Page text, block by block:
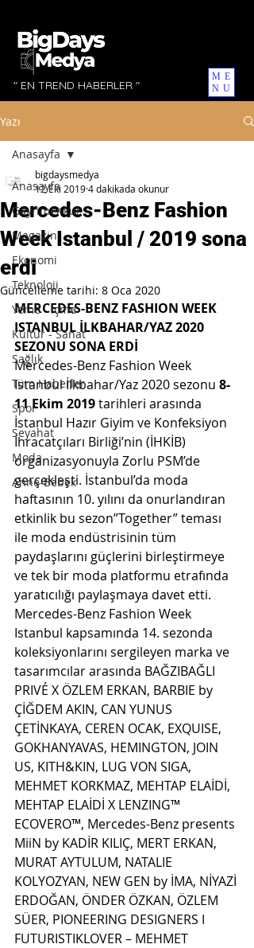
ME
NU
" EN TREND HABERLER "
Yazı
Anasayfa
Gayrimenkul
Magazin
Ekonomi
Teknoloji
Yeme - İçme
Kültür - Sanat
Sağlık
Tüm Haberler
Spor
Seyahat
Moda
Anne-Bebek
Anasayfa
Mercedes-Benz Fashion
Week Istanbul / 2019 sona
erdi
bigdaysmedya
12 Eki 20194 dakikada okunur
Güncelleme tarihi: 8 Oca 2020
MERCEDES-BENZ FASHION WEEK
ISTANBUL İLKBAHAR/YAZ 2020
SEZONU SONA ERDİ
Mercedes-Benz Fashion Week
Istanbul İlkbahar/Yaz 2020 sezonu 8-
11 Ekim 2019 tarihleri arasında
İstanbul Hazır Giyim ve Konfeksiyon
İhracatçıları Birliği’nin (İHKİB)
organizasyonuyla Zorlu PSM’de
gerçekleşti. İstanbul’da moda
haftasının 10. yılını da onurlandıran
etkinlik bu sezon”Together” teması
ile moda endüstrisinin tüm
paydaşlarını güçlerini birleştirmeye
ve tek bir moda platformu etrafında
yaratıcılığı paylaşmaya davet etti.
Mercedes-Benz Fashion Week
Istanbul kapsamında 14. sezonda
koleksiyonlarını sergileyen marka ve
tasarımcılar arasında BAĞZIBAĞLI
PRIVÉ X ÖZLEM ERKAN, BARBIE by
ÇİĞDEM AKIN, CAN YUNUS
ÇETİNKAYA, CEREN OCAK, EXQUISE,
GOKHANYAVAS, HEMINGTON, JOIN
US, KITH&KIN, LUG VON SIGA,
MEHMET KORKMAZ, MEHTAP ELAİDİ,
MEHTAP ELAİDİ X LENZING™
ECOVERO™, Mercedes-Benz presents
MiiN by KADİR KILIÇ, MERT ERKAN,
MURAT AYTULUM, NATALIE
KOLYOZYAN, NEW GEN by İMA, NİYAZİ
ERDOĞAN, ÖNDER ÖZKAN, ÖZLEM
SÜER, PIONEERING DESIGNERS I
FUTURISTIKLOVER – MEHMET